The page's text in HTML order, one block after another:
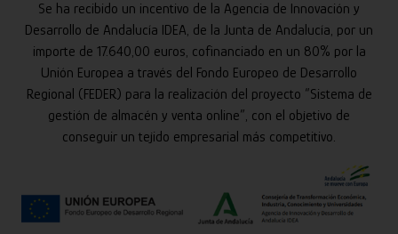
Se ha recibido un incentivo de la Agencia de Innovación y
Desarrollo de Andalucía IDEA, de la Junta de Andalucía, por un
importe de 17.640,00 euros, cofinanciado en un 80% por la
Unión Europea a través del Fondo Europeo de Desarrollo
Regional (FEDER) para la realización del proyecto “Sistema de
gestión de almacén y venta online”, con el objetivo de
conseguir un tejido empresarial más competitivo.